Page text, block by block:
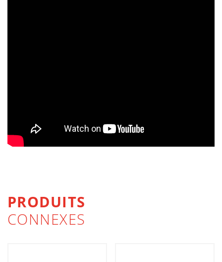
PRODUITS
CONNEXES